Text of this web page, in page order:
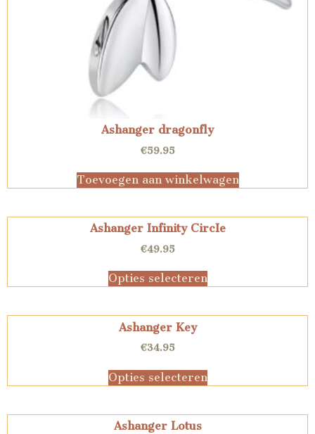
Ashanger dragonfly
€59.95
Toevoegen aan winkelwagen
Ashanger Infinity CircIe
€49.95
Opties selecteren
Ashanger Key
€34.95
Opties selecteren
Ashanger Lotus